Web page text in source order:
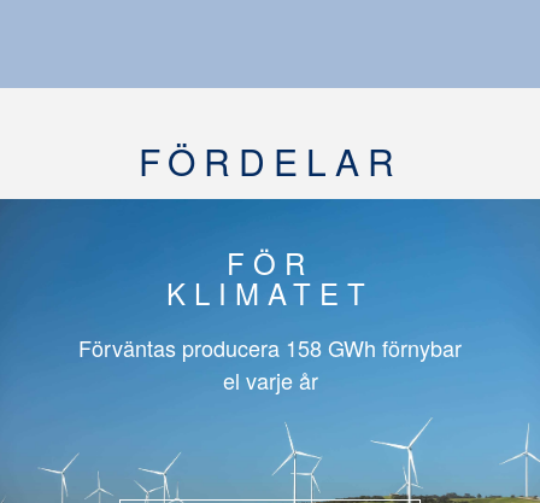
FÖRDELAR
FÖR
KLIMATET
Förväntas producera 158 GWh förnybar
el varje år